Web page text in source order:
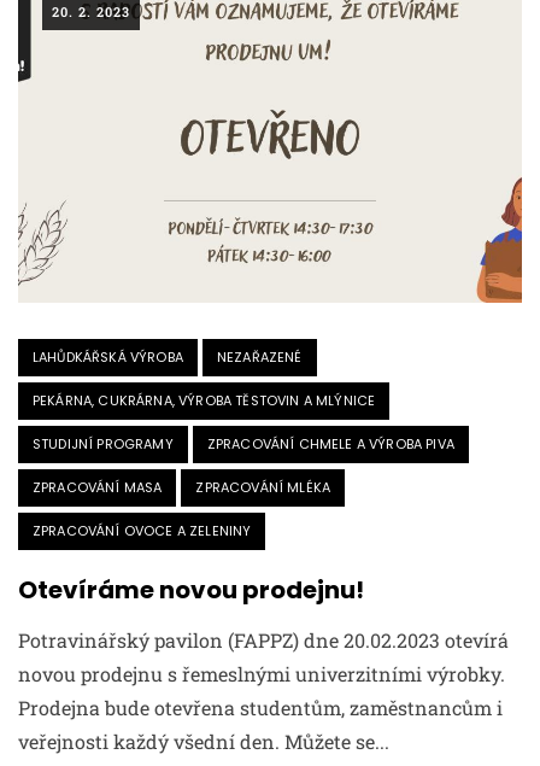
20. 2. 2023
LAHŮDKÁŘSKÁ VÝROBA NEZAŘAZENÉ
PEKÁRNA, CUKRÁRNA, VÝROBA TĚSTOVIN A MLÝNICE
STUDIJNÍ PROGRAMY ZPRACOVÁNÍ CHMELE A VÝROBA PIVA
ZPRACOVÁNÍ MASA ZPRACOVÁNÍ MLÉKA
ZPRACOVÁNÍ OVOCE A ZELENINY
Otevíráme novou prodejnu!
Potravinářský pavilon (FAPPZ) dne 20.02.2023 otevírá
novou prodejnu s řemeslnými univerzitními výrobky.
Prodejna bude otevřena studentům, zaměstnancům i
veřejnosti každý všední den. Můžete se...